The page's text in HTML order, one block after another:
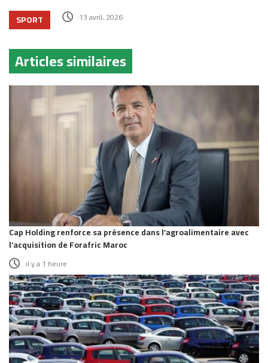
SPORT 13 avril، 2026
Articles similaires
Cap Holding renforce sa présence dans l’agroalimentaire avec
l’acquisition de Forafric Maroc
il y a 1 heure